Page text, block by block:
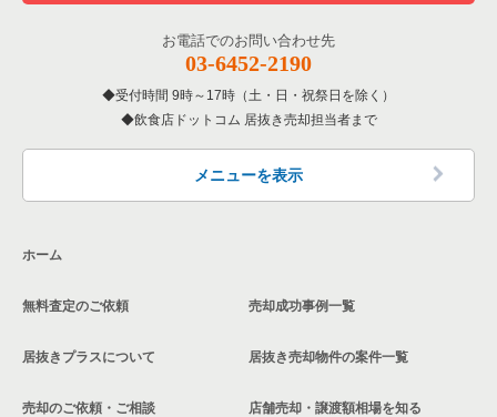
お電話でのお問い合わせ先
03-6452-2190
受付時間 9時～17時（土・日・祝祭日を除く）
飲食店ドットコム 居抜き売却担当者まで
メニューを表示
ホーム
無料査定のご依頼
居抜きプラスについて
売却のご依頼・ご相談
売却成功事例一覧
居抜き売却物件の案件一覧
店舗売却・譲渡額相場を知る